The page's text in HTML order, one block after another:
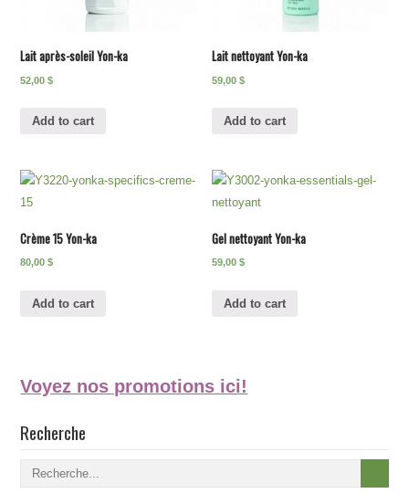
Lait après-soleil Yon-ka
52,00$
Add to cart
Lait nettoyant Yon-ka
59,00$
Add to cart
Crème 15 Yon-ka
80,00$
Add to cart
Gel nettoyant Yon-ka
59,00$
Add to cart
Voyez nos promotions ici!
Recherche